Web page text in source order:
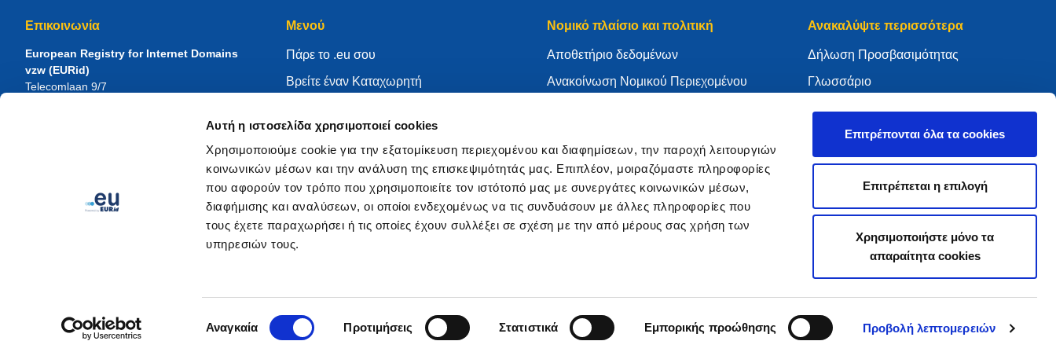
Αυτή η ιστοσελίδα χρησιμοποιεί cookies
Χρησιμοποιούμε cookie για την εξατομίκευση περιεχομένου και διαφημίσεων, την παροχή λειτουργιών
κοινωνικών μέσων και την ανάλυση της επισκεψιμότητάς μας. Επιπλέον, μοιραζόμαστε πληροφορίες
που αφορούν τον τρόπο που χρησιμοποιείτε τον ιστότοπό μας με συνεργάτες κοινωνικών μέσων,
διαφήμισης και αναλύσεων, οι οποίοι ενδεχομένως να τις συνδυάσουν με άλλες πληροφορίες που
τους έχετε παραχωρήσει ή τις οποίες έχουν συλλέξει σε σχέση με την από μέρους σας χρήση των
υπηρεσιών τους.
συγκατάθεσης
Αναγκαία Προτιμήσεις Στατιστικά Εμπορικής προώθησης Προβολή λεπτομερειών
Επιτρέπονται όλα τα cookies
Επιτρέπεται η επιλογή
Χρησιμοποιήστε μόνο τα
απαραίτητα cookies
Επικοινωνία
European Registry for Internet Domains
vzw (EURid)
Telecomlaan 9/7
RPR Brussel – VAT BE 0864.240.405
Αιτήματα από τον τύπο:
Μενού
Πάρε το .eu σου
Βρείτε έναν Καταχωρητή
Κέντρο γνώσεων
Σχετικά με τη EURid
Γίνετε καταχωρητής
Νομικό πλαίσιο και πολιτική
Aποθετήριο δεδομένων
Ανακοίνωση Νομικού Περιεχομένου
Πολιτική για cookies
Articles of Association
EURid Responsible Disclosure Policy
Ανακαλύψτε περισσότερα
Δήλωση Προσβασιμότητας
Γλωσσάριο